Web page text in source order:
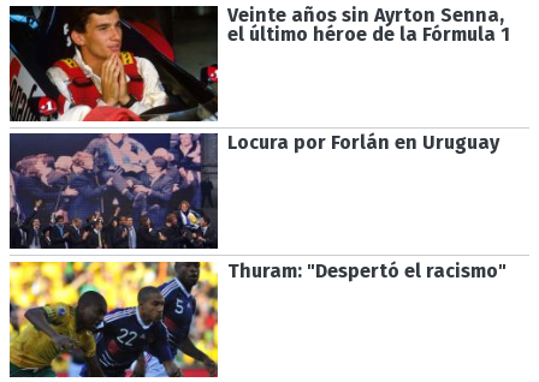
Veinte años sin Ayrton Senna,
el último héroe de la Fórmula 1
Locura por Forlán en Uruguay
Thuram: "Despertó el racismo"